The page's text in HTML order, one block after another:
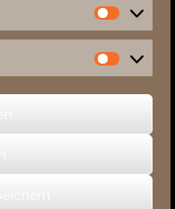
Statistiken
Marketing
35369